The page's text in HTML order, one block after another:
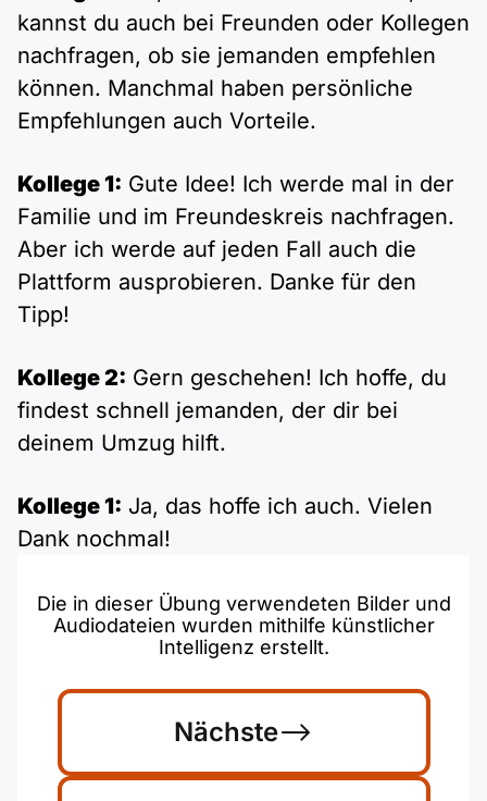
kannst du auch bei Freunden oder Kollegen
nachfragen, ob sie jemanden empfehlen
können. Manchmal haben persönliche
Empfehlungen auch Vorteile.
Kollege 1: Gute Idee! Ich werde mal in der
Familie und im Freundeskreis nachfragen.
Aber ich werde auf jeden Fall auch die
Plattform ausprobieren. Danke für den
Tipp!
Kollege 2: Gern geschehen! Ich hoffe, du
findest schnell jemanden, der dir bei
deinem Umzug hilft.
Kollege 1: Ja, das hoffe ich auch. Vielen
Dank nochmal!
Nächste
Die in dieser Übung verwendeten Bilder und
Audiodateien wurden mithilfe künstlicher
Intelligenz erstellt.